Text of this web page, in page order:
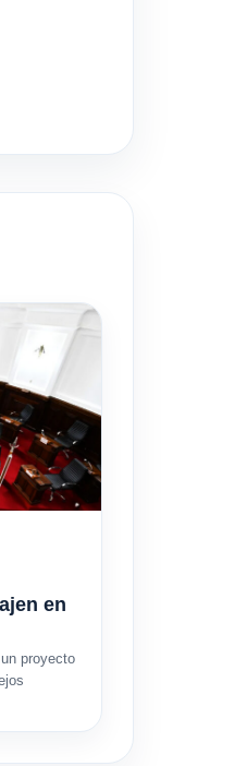
en
proyecto